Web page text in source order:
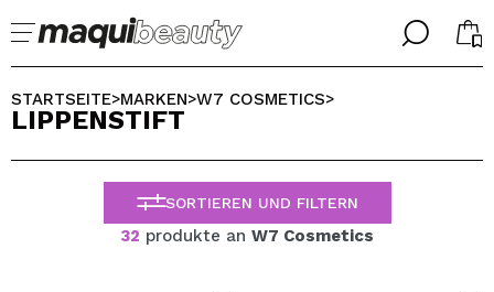
╳
Ich bin bereits #maquilover, ich habe ein Konto
╳
WÄHLE DEINE SPRACHE
ALEMAN
ESPAÑOL
ENGLISH
FRANCES
STARTSEITE>MARKEN>W7 COSMETICS>
LIPPENSTIFT
SORTIEREN UND FILTERN
32 produkte an W7 Cosmetics